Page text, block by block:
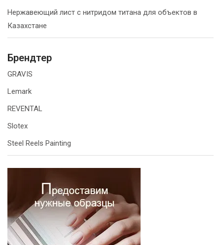
Нержавеющий лист с нитридом титана для объектов в
Казахстане
Брендтер
GRAVIS
Lemark
REVENTAL
Slotex
Steel Reels Painting